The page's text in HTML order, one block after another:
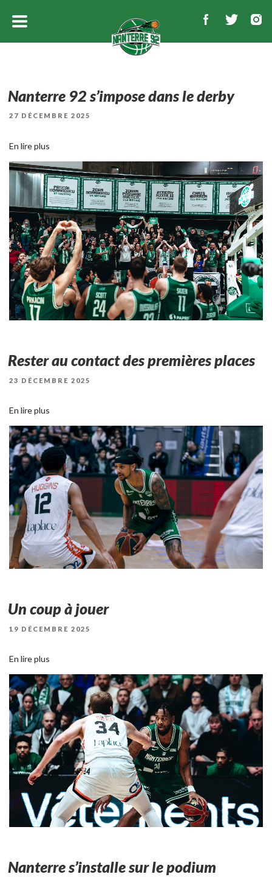
Nanterre 92 s’impose dans le derby
PUBLIÉ
27 DÉCEMBRE 2025
En lire plus
Rester au contact des premières places
PUBLIÉ
23 DÉCEMBRE 2025
En lire plus
Un coup à jouer
PUBLIÉ
19 DÉCEMBRE 2025
En lire plus
Nanterre s’installe sur le podium